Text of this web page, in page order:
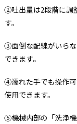
②吐出量は2段階に調
す。
③面倒な配線がいら
できます。
④濡れた手でも操作
使用できます。
⑤機械内部の「洗浄